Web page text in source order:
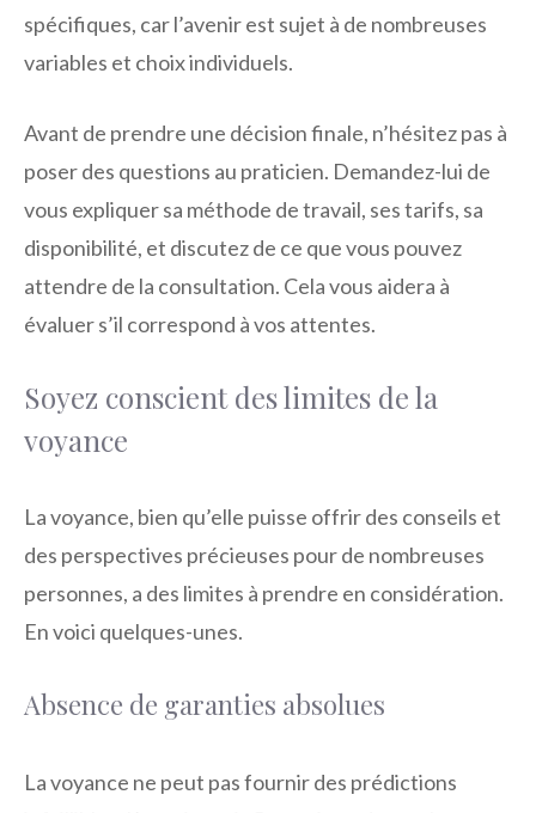
spécifiques, car l’avenir est sujet à de nombreuses
variables et choix individuels.
Avant de prendre une décision finale, n’hésitez pas à
poser des questions au praticien. Demandez-lui de
vous expliquer sa méthode de travail, ses tarifs, sa
disponibilité, et discutez de ce que vous pouvez
attendre de la consultation. Cela vous aidera à
évaluer s’il correspond à vos attentes.
Soyez conscient des limites de la
voyance
La voyance, bien qu’elle puisse offrir des conseils et
des perspectives précieuses pour de nombreuses
personnes, a des limites à prendre en considération.
En voici quelques-unes.
Absence de garanties absolues
La voyance ne peut pas fournir des prédictions